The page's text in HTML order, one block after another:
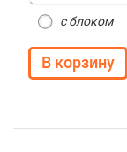
с блоком